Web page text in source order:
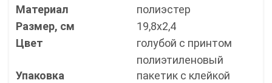
Материал
полиэстер
Размер, см
19,8х2,4
Цвет
голубой с принтом
Упаковка
полиэтиленовый
пакетик с клейкой